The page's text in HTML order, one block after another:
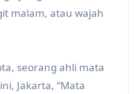
malam, atau wajah
seorang ahli mata
Jakarta, “Mata